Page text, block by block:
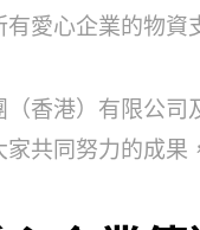
愛心企業的物資
香港）有限公
共同努力的成